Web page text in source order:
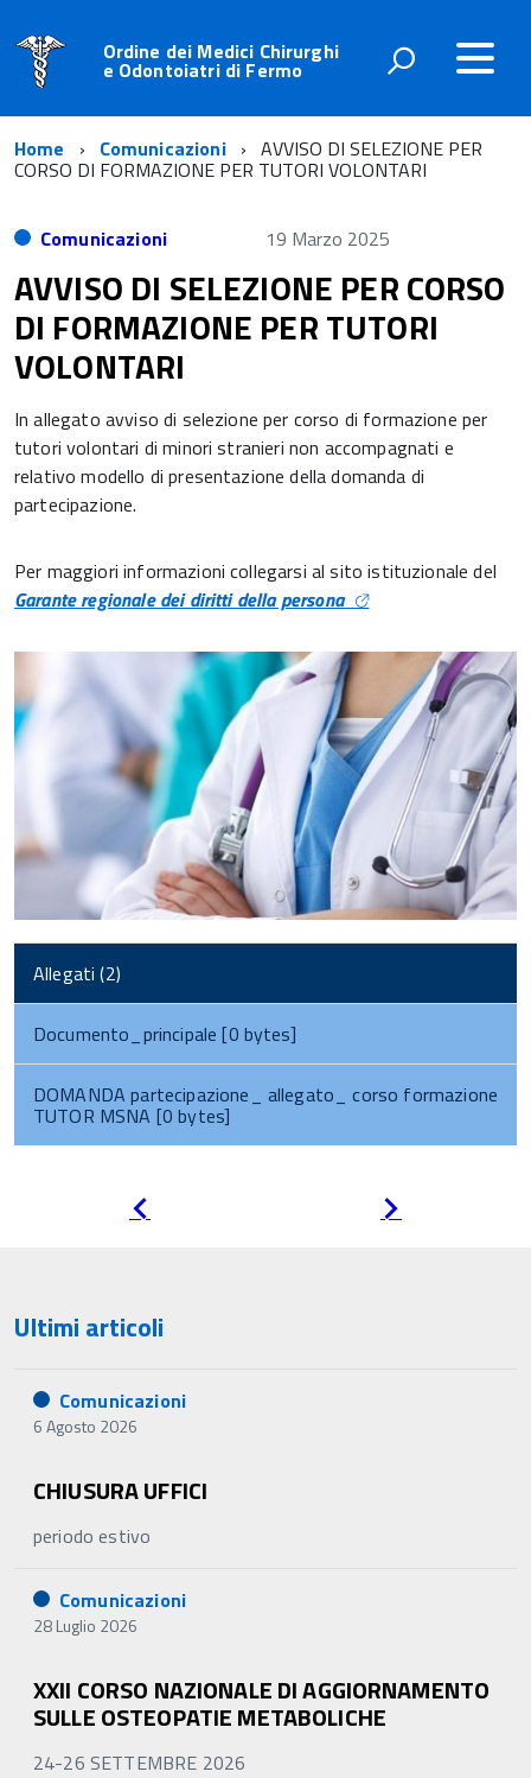
Ordine dei Medici Chirurghi
e Odontoiatri di Fermo
Home Comunicazioni AVVISO DI SELEZIONE PER
CORSO DI FORMAZIONE PER TUTORI VOLONTARI
Comunicazioni 19 Marzo 2025
AVVISO DI SELEZIONE PER CORSO
DI FORMAZIONE PER TUTORI
VOLONTARI
In allegato avviso di selezione per corso di formazione per
tutori volontari di minori stranieri non accompagnati e
relativo modello di presentazione della domanda di
partecipazione.
Per maggiori informazioni collegarsi al sito istituzionale del
Garante regionale dei diritti della persona
Allegati (2)
Documento_principale [0 bytes]
DOMANDA partecipazione_ allegato_ corso formazione
TUTOR MSNA [0 bytes]
Ultimi articoli
Comunicazioni
6 Agosto 2026
CHIUSURA UFFICI
periodo estivo
Comunicazioni
28 Luglio 2026
XXII CORSO NAZIONALE DI AGGIORNAMENTO
SULLE OSTEOPATIE METABOLICHE
24-26 SETTEMBRE 2026